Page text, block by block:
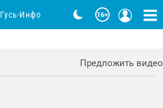
Предложить видео
Гусь-Инфо